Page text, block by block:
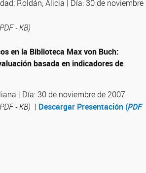
Roldán, Alicia | Día: 30 de noviembre
- KB)
en la Biblioteca Max von Buch:
basada en indicadores de
| Día: 30 de noviembre de 2007
- KB) | Descargar Presentación (PDF